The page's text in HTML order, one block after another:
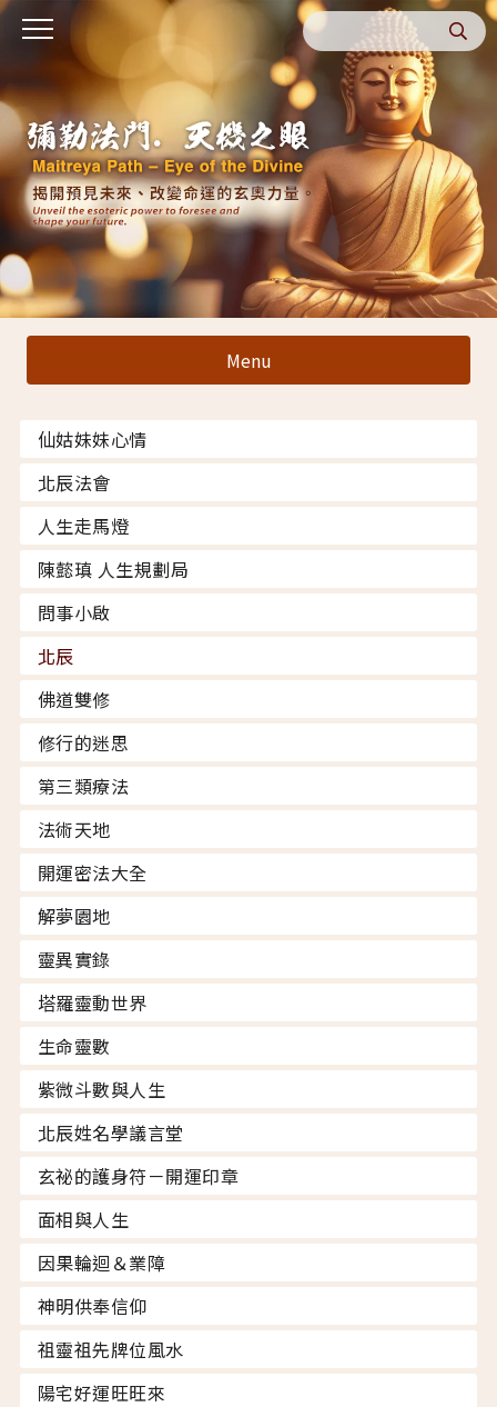
Menu
仙姑妹妹心情
北辰法會
人生走馬燈
陳懿瑱 人生規劃局
問事小啟
北辰
佛道雙修
修行的迷思
第三類療法
法術天地
開運密法大全
解夢園地
靈異實錄
塔羅靈動世界
生命靈數
紫微斗數與人生
北辰姓名學議言堂
玄祕的護身符－開運印章
面相與人生
因果輪迴＆業障
神明供奉信仰
祖靈祖先牌位風水
陽宅好運旺旺來